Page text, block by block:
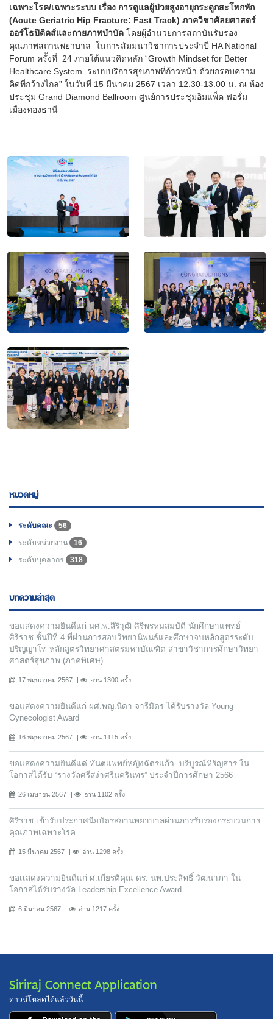
เฉพาะโรค/เฉพาะระบบ เรื่อง การดูแลผู้ป่วยสูงอายุกระดูกสะโพกหัก
(Acute Geriatric Hip Fracture: Fast Track) ภาควิชาศัลยศาสตร์
ออร์โธปิดิคส์และกายภาพบำบัด โดยผู้อำนวยการสถาบันรับรอง
คุณภาพสถานพยาบาล ในการสัมมนาวิชาการประจำปี HA National
Forum ครั้งที่ 24 ภายใต้แนวคิดหลัก “Growth Mindset for Better
Healthcare System ระบบบริการสุขภาพที่ก้าวหน้า ด้วยกรอบความ
คิดที่กว้างไกล” ในวันที่ 15 มีนาคม 2567 เวลา 12.30-13.00 น. ณ ห้อง
ประชุม Grand Diamond Ballroom ศูนย์การประชุมอิมแพ็ค ฟอรั่ม
เมืองทองธานี
หมวดหมู่
ระดับคณะ
56
ระดับหน่วยงาน
16
ระดับบุคลากร
318
บทความล่าสุด
ขอแสดงความยินดีแก่ นศ.พ.สิริวุฒิ ศิริพรหมสมบัติ นักศึกษาแพทย์
ศิริราช ชั้นปีที่ 4 ที่ผ่านการสอบวิทยานิพนธ์และศึกษาจบหลักสูตรระดับ
ปริญญาโท หลักสูตรวิทยาศาสตรมหาบัณฑิต สาขาวิชาการศึกษาวิทยา
ศาสตร์สุขภาพ (ภาคพิเศษ)
17 พฤษภาคม 2567 อ่าน 1300 ครั้ง
ขอแสดงความยินดีแก่ ผศ.พญ.นิดา จารีมิตร ได้รับรางวัล Young
Gynecologist Award
16 พฤษภาคม 2567 อ่าน 1115 ครั้ง
ขอแสดงความยินดีแด่ ทันตแพทย์หญิงฉัตรแก้ว บริบูรณ์หิรัญสาร ใน
โอกาสได้รับ “รางวัลศรีสง่าศรีนครินทร” ประจำปีการศึกษา 2566
26 เมษายน 2567 อ่าน 1102 ครั้ง
ศิริราช เข้ารับประกาศนียบัตรสถานพยาบาลผ่านการรับรองกระบวนการ
คุณภาพเฉพาะโรค
15 มีนาคม 2567 อ่าน 1298 ครั้ง
ขอเเสดงความยินดีแก่ ศ.เกียรติคุณ ดร. นพ.ประสิทธิ์ วัฒนาภา ใน
โอกาสได้รับรางวัล Leadership Excellence Award
6 มีนาคม 2567 อ่าน 1217 ครั้ง
Siriraj Connect Application
ดาวน์โหลดได้แล้ววันนี้